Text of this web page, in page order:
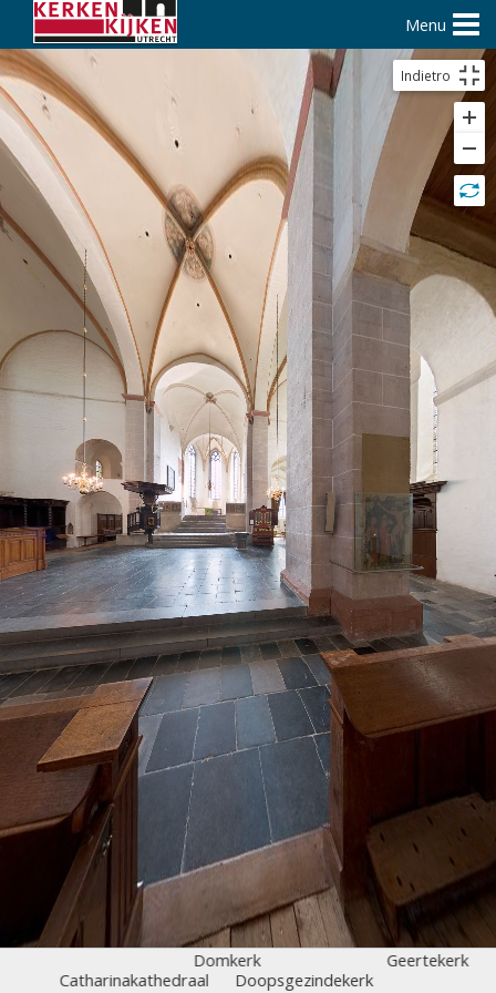
Menu
Indietro
Catharinakathedraal
Domkerk
Doopsgezindekerk
Geertekerk